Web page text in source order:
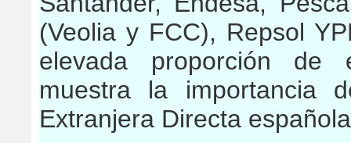
(Veolia y FCC), Repsol
elevada proporción de
muestra la importancia
Extranjera Directa